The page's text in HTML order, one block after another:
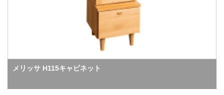
メリッサ H115キャビネット